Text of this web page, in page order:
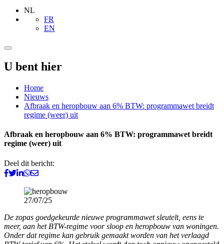
NL
FR
EN
U bent hier
Home
Nieuws
Afbraak en heropbouw aan 6% BTW: programmawet breidt
regime (weer) uit
Afbraak en heropbouw aan 6% BTW: programmawet breidt
regime (weer) uit
Deel dit bericht:
27/07/25
De zopas goedgekeurde nieuwe programmawet sleutelt, eens te
meer, aan het BTW-regime voor sloop en heropbouw van woningen.
Onder dat regime kan gebruik gemaakt worden van het verlaagd